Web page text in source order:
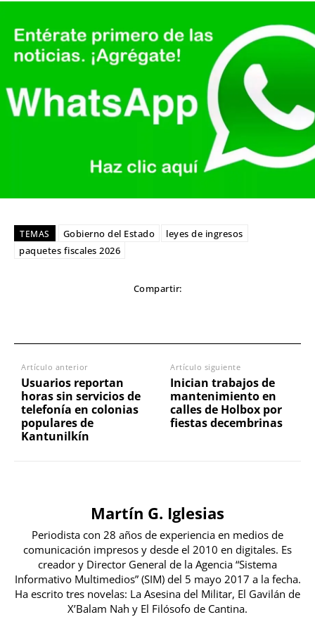
TEMAS Gobierno del Estado
leyes de ingresos
paquetes fiscales 2026
Compartir:
Artículo anterior
Usuarios reportan
horas sin servicios de
telefonía en colonias
populares de
Kantunilkín
Artículo siguiente
Inician trabajos de
mantenimiento en
calles de Holbox por
fiestas decembrinas
Martín G. Iglesias
Periodista con 28 años de experiencia en medios de
comunicación impresos y desde el 2010 en digitales. Es
creador y Director General de la Agencia “Sistema
Informativo Multimedios” (SIM) del 5 mayo 2017 a la fecha.
Ha escrito tres novelas: La Asesina del Militar, El Gavilán de
X’Balam Nah y El Filósofo de Cantina.